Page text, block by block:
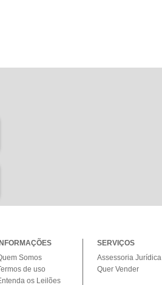
INFORMAÇÕES
Somos
de uso
os Leilões
SERVIÇOS
Assessoria Jurídica
Quer Vender